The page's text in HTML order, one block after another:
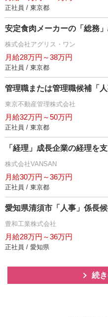
正社員 / 東京都
安定食肉メーカーの「総務
株式会社アグリス・ワン
月給28万円～38万円
正社員 / 東京都
管理職または管理職候補「
東京不動産管理株式会社
月給32万円～50万円
正社員 / 東京都
「経理」成長企業の経理を
株式会社VANSAN
月給30万円～36万円
正社員 / 東京都
愛知県清須市「人事」係長
豊和工業株式会社
月給28万円～36万円
正社員 / 愛知県
続